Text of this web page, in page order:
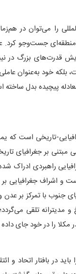
را می‌توان در
جست‌وجو کرد.
قدرت‌های بزرگ
بلکه خود به‌عنوان
پیچیده بدل
تاریخی است که
بر جغرافیای
راهبردی ادراک
و اشراف جغرافیایی
جنوب با تمرکز بر
مدیترانه تلقی
مکلا را در خود جای
در بافتار اتحاد و